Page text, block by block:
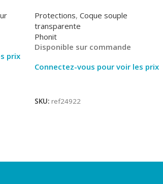
prix
Protections, Coque souple
transparente
Phonit
Disponible sur commande
Connectez-vous pour voir les prix
SKU: ref24922